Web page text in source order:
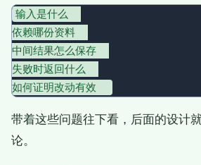
输入是什么
依赖哪份资料
中间结果怎么保存
失败时返回什么
带着这些问题往下看，后面的设计
论。